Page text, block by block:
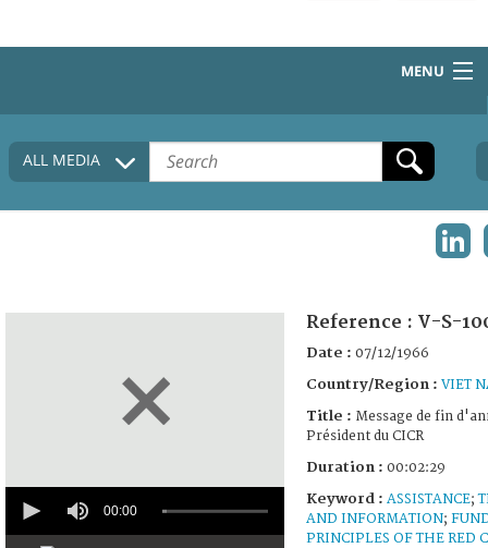
MENU
HOME
COLLECTIONS DESCRIPTION
ALL MEDIA
seconds
00:00
Reference : V-S-
Date : 07/12/1966
Country/Region : VIET
Title : Message de fin
Président du CICR
Duration : 00:02:29
Keyword : ASSISTANCE;
AND INFORMATION;
PRINCIPLES OF THE RED